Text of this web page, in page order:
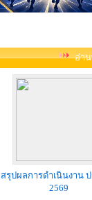
อ่า
สรุปผลการดำเนินงาน
2569